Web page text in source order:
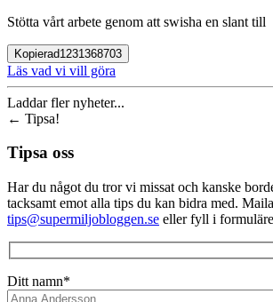
Stötta vårt arbete genom att swisha en slant till
Kopierad1231368703
Läs vad vi vill göra
Laddar fler nyheter...
← Tipsa!
Tipsa oss
Har du något du tror vi missat och kanske
tacksamt emot alla tips du kan bidra med.
tips@supermiljobloggen.se eller fyll i
Ditt namn*